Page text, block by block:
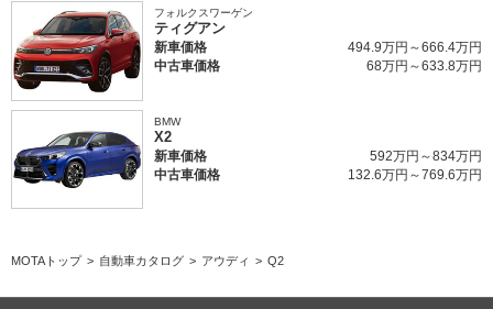
フォルクスワーゲン
ティグアン
新車価格
494.9万円～666.4万円
中古車価格
68万円～633.8万円
BMW
X2
新車価格
592万円～834万円
中古車価格
132.6万円～769.6万円
MOTAトップ 自動車カタログ アウディ Q2